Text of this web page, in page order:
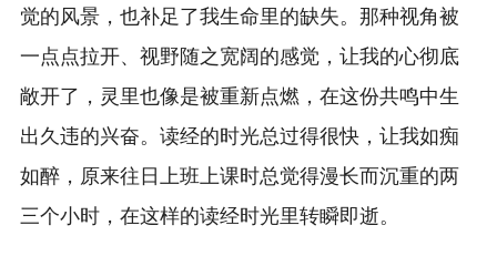
觉的风景，也补足了我生命里的缺失。那种视角被
一点点拉开、视野随之宽阔的感觉，让我的心彻底
敞开了，灵里也像是被重新点燃，在这份共鸣中生
出久违的兴奋。读经的时光总过得很快，让我如痴
如醉，原来往日上班上课时总觉得漫长而沉重的两
三个小时，在这样的读经时光里转瞬即逝。